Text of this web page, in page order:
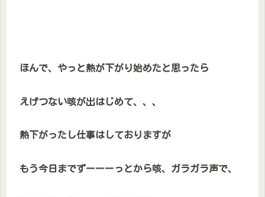
ほんで、やっと熱が下がり始めたと思ったら
えげつない咳が出はじめて、、、
熱下がったし仕事はしておりますが
もう今日までずーーーっとから咳、ガラガラ声で、